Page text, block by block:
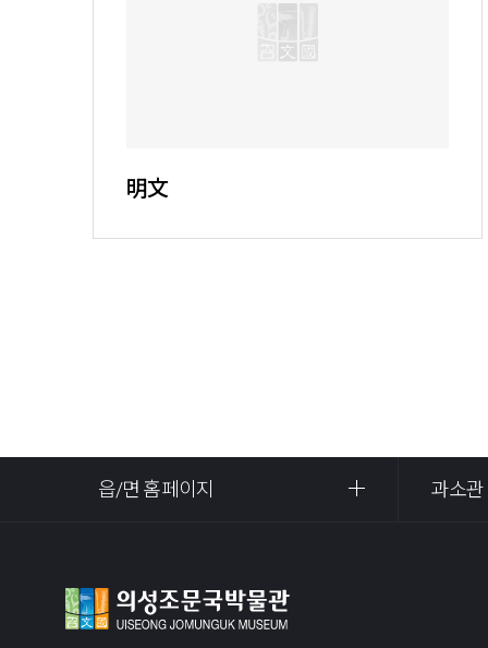
明文
읍/면 홈페이지 과소